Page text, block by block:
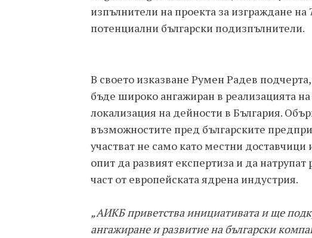
изпълнители на проекта за изграждане
потенциални български подизпълнители.
В своето изказване Румен Радев
бъде широко ангажиран в реализацията
локализация на дейности в България.
възможностите пред българските
участват не само като местни
опит да развият експертиза и да натрупат
част от европейската ядрена индустрия.
„АИКБ приветства инициативата и ще
ангажиране и развитие на български